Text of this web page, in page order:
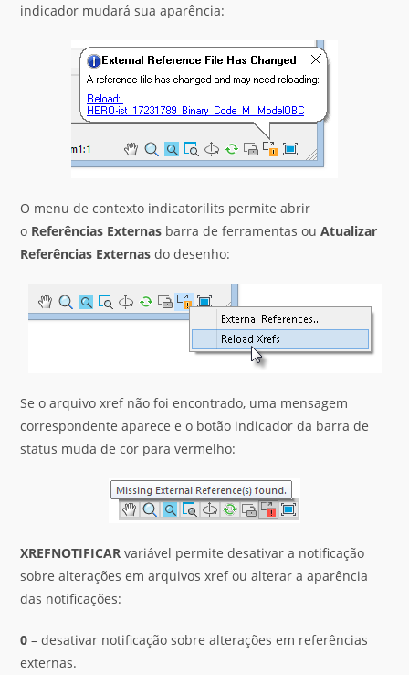
indicador mudará sua aparência:
O menu de contexto indicatorilits permite abrir
o Referências Externas barra de ferramentas ouAtualizar
Referências Externas do desenho:
Se o arquivo xref não foi encontrado, uma mensagem
correspondente aparece e o botão indicador da barra de
status muda de cor para vermelho:
XREFNOTIFICAR variável permite desativar a notificação
sobre alterações em arquivos xref ou alterar a aparência
das notificações:
0 – desativar notificação sobre alterações em referências
externas.